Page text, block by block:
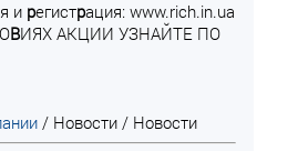
и регистрация: www.rich.in.ua
ВИЯХ АКЦИИ УЗНАЙТЕ ПО
/ Новости / Новости